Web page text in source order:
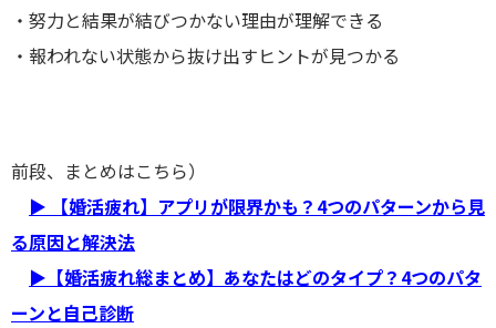
・努力と結果が結びつかない理由が理解できる
・ 報われない状態から抜け出すヒントが見つかる
前段、まとめはこちら）
▶ 【婚活疲れ】アプリが限界かも？4つのパターンから見
る原因と解決法
▶【婚活疲れ総まとめ】あなたはどのタイプ？4つのパタ
ーンと自己診断